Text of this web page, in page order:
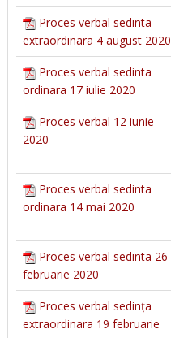
Proces verbal sedinta
extraordinara 4 august 2020
Proces verbal sedinta
ordinara 17 iulie 2020
Proces verbal 12 iunie
2020
Proces verbal sedinta
ordinara 14 mai 2020
Proces verbal sedinta 26
februarie 2020
Proces verbal sedința
extraordinara 19 februarie